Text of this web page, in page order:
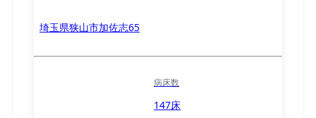
埼玉県狭山市加佐志65
病床数
147床